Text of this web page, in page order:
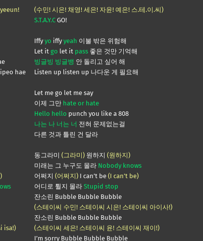
hae
isa!)
(수민! 시은! 채영! 세은! 자윤! 예은! 스.테.이.씨)
S.T.A.Y.CGO!
Iffy yo iffy yeah 이불 밖은 위험해
Let it go let it pass좋은 것만 기억해
빙글빙 빙글뱅 안 돌리고 싶어 해
Listen up listen up 나다운 게 필요해
Let me go let me say
이제 그만 hate or hate
Hello hello punch you like a 808
나는 나 너는 너 전혀 문제없는걸
다른 것과 틀린 건 달라
동그라미 (그라미)원하지 (원하지)
미래는 그 누구도 몰라 Nobody knows
어쩌지 (어쩌지)I can’t be (I can’t be)
어디로 튈지 몰라 Stupid stop
잔소린 Bubble Bubble Bubble
(스테이씨 수민! 스테이씨 시은! 스테이씨 아이사!)
잔소린 Bubble Bubble Bubble
(스테이씨 세은! 스테이씨 윤! 스테이씨 재이!)
I’m sorry Bubble Bubble Bubble